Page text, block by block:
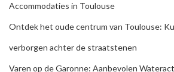
Accommodaties in Toulouse
Ontdek het oude centrum van Toulouse:
verborgen achter de straatstenen
Varen op de Garonne: Aanbevolen